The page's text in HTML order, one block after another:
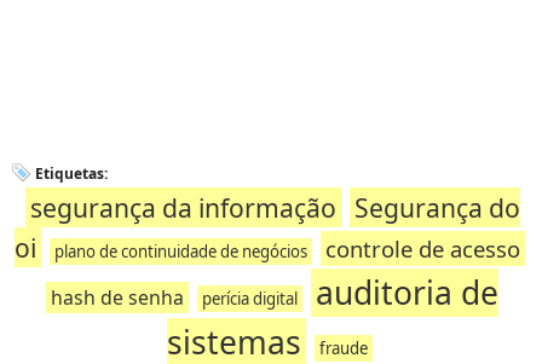
Etiquetas:
segurança da informação Segurança do
oi
plano de continuidade de negócios controle de acesso
hash de senha perícia digital
auditoria de
sistemas
fraude